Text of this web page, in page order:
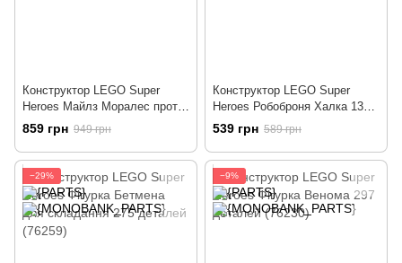
Конструктор LEGO Super
Heroes Майлз Моралес проти
Морбіуса 220 деталей (76244)
859 грн 949 грн
Конструктор LEGO Super
Heroes Робоброня Халка 138
деталей (76241)
539 грн 589 грн
−29% −9%